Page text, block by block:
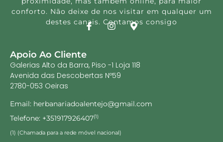
Mico Neo Sibo 60
45.80€
Adicionar
28.95€
Adicionar